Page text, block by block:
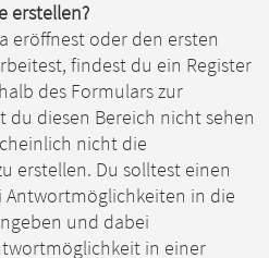
erstellen?
eröffnest oder den ersten
findest du ein Register
des Formulars zur
du diesen Bereich nicht sehen
nicht die
erstellen. Du solltest einen
Antwortmöglichkeiten in die
und dabei
in einer